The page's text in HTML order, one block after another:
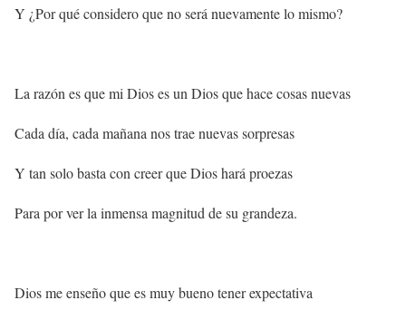
Y ¿Por qué considero que no será nuevamente lo mismo?
La razón es que mi Dios es un Dios que hace cosas nuevas
Cada día, cada mañana nos trae nuevas sorpresas
Y tan solo basta con creer que Dios hará proezas
Para por ver la inmensa magnitud de su grandeza.
Dios me enseño que es muy bueno tener expectativa